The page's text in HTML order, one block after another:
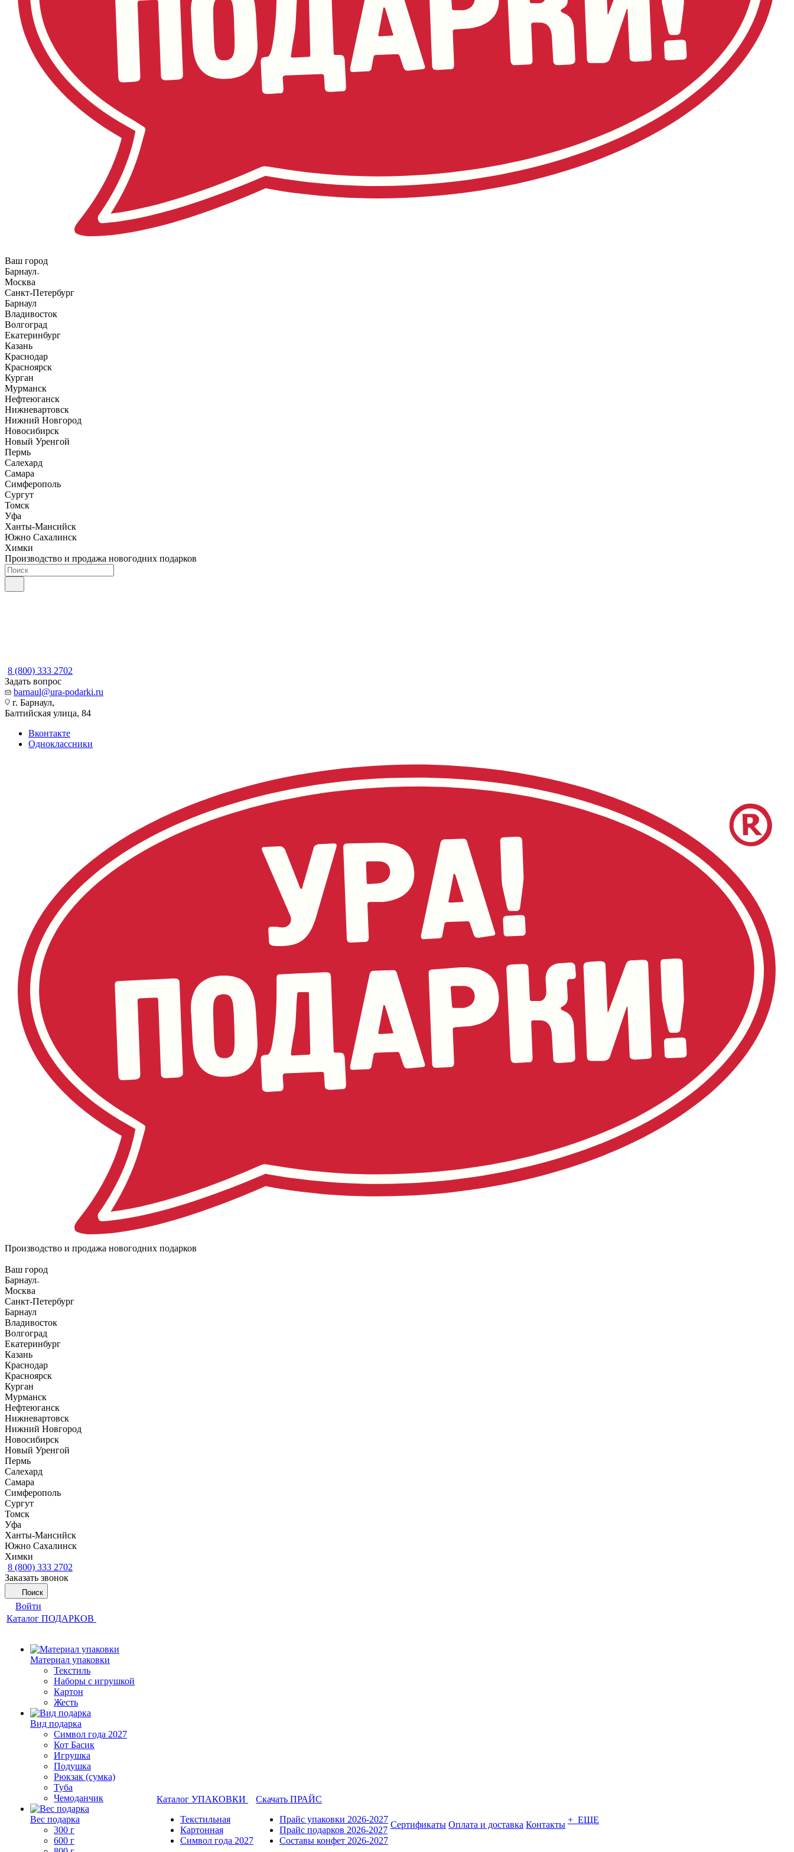
Ваш город
Барнаул
Москва
Санкт-Петербург
Барнаул
Владивосток
Волгоград
Екатеринбург
Казань
Краснодар
Красноярск
Курган
Мурманск
Нефтеюганск
Нижневартовск
Нижний Новгород
Новосибирск
Новый Уренгой
Пермь
Салехард
Самара
Симферополь
Сургут
Томск
Уфа
Ханты-Мансийск
Южно Сахалинск
Химки
Производство и продажа новогодних подарков
8 (800) 333 2702
Задать вопрос
barnaul@ura-podarki.ru
г. Барнаул,
Балтийская улица, 84
Вконтакте
Одноклассники
Производство и продажа новогодних подарков
Ваш город
Барнаул
Москва
Санкт-Петербург
Барнаул
Владивосток
Волгоград
Екатеринбург
Казань
Краснодар
Красноярск
Курган
Мурманск
Нефтеюганск
Нижневартовск
Нижний Новгород
Новосибирск
Новый Уренгой
Пермь
Салехард
Самара
Симферополь
Сургут
Томск
Уфа
Ханты-Мансийск
Южно Сахалинск
Химки
8 (800) 333 2702
Заказать звонок
Поиск
Войти
Каталог ПОДАРКОВ
Материал упаковки
Текстиль
Наборы с игрушкой
Картон
Жесть
Вид подарка
Символ года 2027
Кот Басик
Игрушка
Подушка
Рюкзак (сумка)
Туба
Чемоданчик
Вес подарка
300 г
600 г
Каталог УПАКОВКИ
Текстильная
Картонная
Символ года 2027
Скачать ПРАЙС
Прайс упаковки 2026-2027
Прайс подарков 2026-2027
Составы конфет 2026-2027
Сертификаты Оплата и доставка Контакты + ЕЩЕ